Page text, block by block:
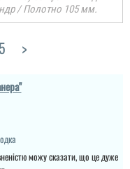
Потрібно було замінити
дизайн та колір.
Встановили через пару
поки все наче ок...
/ Полотно 105 мм.
5 >
можу сказати, що це дуже